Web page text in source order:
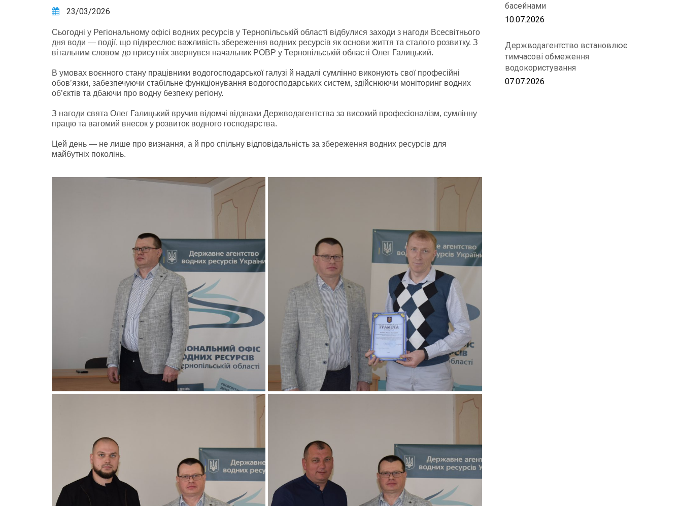
23/03/2026
Сьогодні у Регіональному офісі водних ресурсів у Тернопільській області відбулися заходи з нагоди Всесвітнього
дня води — події, що підкреслює важливість збереження водних ресурсів як основи життя та сталого розвитку. З
вітальним словом до присутніх звернувся начальник РОВР у Тернопільській області Олег Галицький.
В умовах воєнного стану працівники водогосподарської галузі й надалі сумлінно виконують свої професійні
обов’язки, забезпечуючи стабільне функціонування водогосподарських систем, здійснюючи моніторинг водних
об’єктів та дбаючи про водну безпеку регіону.
З нагоди свята Олег Галицький вручив відомчі відзнаки Держводагентства за високий професіоналізм, сумлінну
працю та вагомий внесок у розвиток водного господарства.
Цей день — не лише про визнання, а й про спільну відповідальність за збереження водних ресурсів для
майбутніх поколінь.
басейнами
10.07.2026
Держводагентство встановлює
тимчасові обмеження
водокористування
07.07.2026